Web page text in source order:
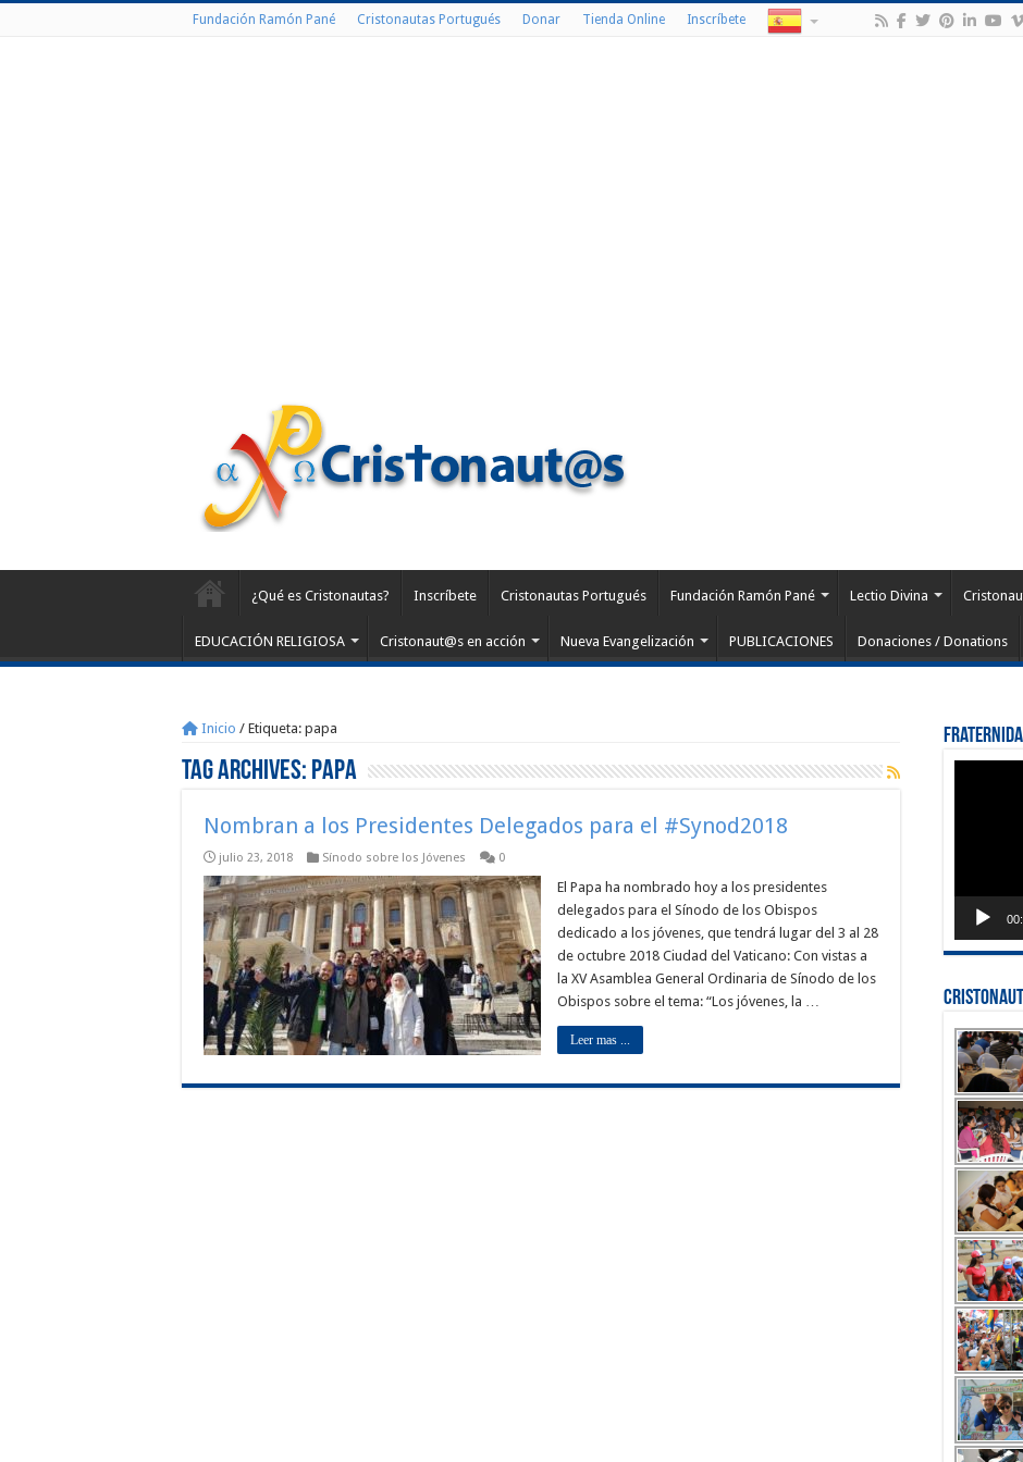
Fundación Ramón Pané Cristonautas Portugués Donar Tienda Online Inscríbete
¿Qué es Cristonautas? Inscríbete Cristonautas Portugués Fundación Ramón Pané Lectio Divina
EDUCACIÓN RELIGIOSA Cristonaut@s en acción Nueva Evangelización PUBLICACIONES Donaciones / Donations
Inicio / Etiqueta: papa
Tag Archives: papa
Nombran a los Presidentes Delegados para el #Synod2018
julio 23, 2018 Sínodo sobre los Jóvenes 0
El Papa ha nombrado hoy a los presidentes
delegados para el Sínodo de los Obispos
dedicado a los jóvenes, que tendrá lugar del 3 al 28
de octubre 2018 Ciudad del Vaticano: Con vistas a
la XV Asamblea General Ordinaria de Sínodo de los
Obispos sobre el tema: “Los jóvenes, la …
Leer mas ...